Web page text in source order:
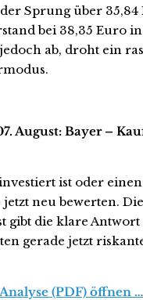
Sprung über
bei 38,35 Euro
ab, droht ein
August: Bayer –
ist oder
jetzt neu bewerten.
gibt die klare
gerade jetzt
(PDF) öffnen …